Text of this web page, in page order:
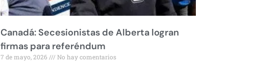
Canadá: Secesionistas de Alberta logran
firmas para referéndum
7 de mayo, 2026 No hay comentarios